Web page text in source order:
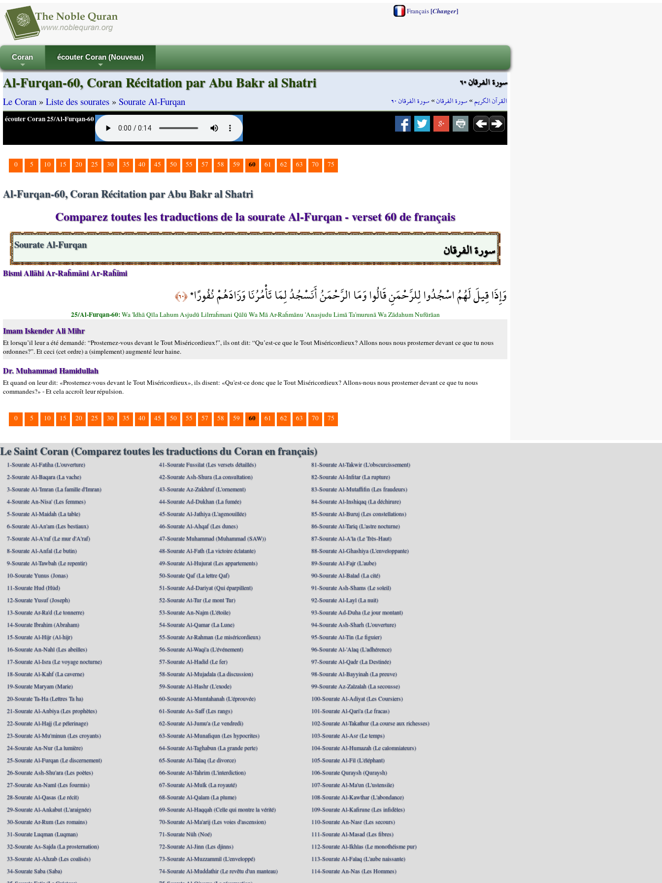
Français[Changer]
+
Coran
+
écouter Coran (Nouveau)
سورة الفرقان ٦٠
القرآن الكريم»سورة الفرقان»سورة الفرقان ٦٠
Al-Furqan-60, Coran Récitation par Abu Bakr al Shatri
Le Coran » Liste des sourates » Sourate Al-Furqan
écouter Coran 25/Al-Furqan-60
0 5 10 15 20 25 30 35 40 45 50 55 57 58 59 60 61 62 63 70 75
Al-Furqan-60, Coran Récitation par Abu Bakr al Shatri
Comparez toutes les traductions de la sourate Al-Furqan - verset 60 de français
سورة الفرقان Sourate Al-Furqan
Bismi Allāhi Ar-Raĥmāni Ar-Raĥīmi
وَإِذَا قِيلَ لَهُمُ اسْجُدُوا لِلرَّحْمَنِ قَالُوا وَمَا الرَّحْمَنُ أَنَسْجُدُ لِمَا تَأْمُرُنَا وَزَادَهُمْ نُفُورًا*﴿٦٠﴾
25/Al-Furqan-60:Wa 'Idhā Qīla Lahum Asjudū Lilrraĥmani Qālū Wa Mā Ar-Raĥmānu 'Anasjudu Limā Ta'murunā Wa Zādahum Nufūrāan
Imam Iskender Ali Mihr
Et lorsqu’il leur a été demandé: “Prosternez-vous devant le Tout Miséricordieux!”, ils ont dit: “Qu’est-ce que le Tout Miséricordieux? Allons nous nous prosterner devant ce que tu nous
ordonnes?”. Et ceci (cet ordre) a (simplement) augmenté leur haine.
Dr. Muhammad Hamidullah
Et quand on leur dit: «Prosternez-vous devant le Tout Miséricordieux», ils disent: «Qu'est-ce donc que le Tout Miséricordieux? Allons-nous nous prosterner devant ce que tu nous
commandes?» - Et cela accroît leur répulsion.
0 5 10 15 20 25 30 35 40 45 50 55 57 58 59 60 61 62 63 70 75
Le Saint Coran (Comparez toutes les traductions du Coran en français)
1-Sourate Al-Fatiha (L'ouverture)
2-Sourate Al-Baqara (La vache)
3-Sourate Al-'Imran (La famille d'Imran)
4-Sourate An-Nisa' (Les femmes)
5-Sourate Al-Maidah (La table)
6-Sourate Al-An'am (Les bestiaux)
7-Sourate Al-A'raf (Le mur d'A'raf)
8-Sourate Al-Anfal (Le butin)
9-Sourate At-Tawbah (Le repentir)
10-Sourate Yunus (Jonas)
11-Sourate Hud (Hûd)
12-Sourate Yusuf (Joseph)
13-Sourate Ar-Ra'd (Le tonnerre)
14-Sourate Ibrahim (Abraham)
15-Sourate Al-Hijr (Al-hijr)
16-Sourate An-Nahl (Les abeilles)
17-Sourate Al-Isra (Le voyage nocturne)
18-Sourate Al-Kahf (La caverne)
19-Sourate Maryam (Marie)
20-Sourate Ta-Ha (Lettres Ta ha)
21-Sourate Al-Anbiya (Les prophètes)
22-Sourate Al-Hajj (Le pélerinage)
23-Sourate Al-Mu'minun (Les croyants)
24-Sourate An-Nur (La lumière)
25-Sourate Al-Furqan (Le discernement)
26-Sourate Ash-Shu'ara (Les poètes)
27-Sourate An-Naml (Les fourmis)
28-Sourate Al-Qasas (Le récit)
29-Sourate Al-Ankabut (L'araignée)
30-Sourate Ar-Rum (Les romains)
31-Sourate Luqman (Luqman)
32-Sourate As-Sajda (La prosternation)
33-Sourate Al-Ahzab (Les coalisés)
34-Sourate Saba (Saba)
41-Sourate Fussilat (Les versets détaillés)
42-Sourate Ash-Shura (La consultation)
43-Sourate Az-Zukhruf (L'ornement)
44-Sourate Ad-Dukhan (La fumée)
45-Sourate Al-Jathiya (L'agenouillée)
46-Sourate Al-Ahqaf (Les dunes)
47-Sourate Muhammad (Muhammad (SAW))
48-Sourate Al-Fath (La victoire éclatante)
49-Sourate Al-Hujurat (Les appartements)
50-Sourate Qaf (La lettre Qaf)
51-Sourate Ad-Dariyat (Qui éparpillent)
52-Sourate At-Tur (Le mont Tur)
53-Sourate An-Najm (L'étoile)
54-Sourate Al-Qamar (La Lune)
55-Sourate Ar-Rahman (Le miséricordieux)
56-Sourate Al-Waqi'a (L'événement)
57-Sourate Al-Hadid (Le fer)
58-Sourate Al-Mujadala (La discussion)
59-Sourate Al-Hashr (L'exode)
60-Sourate Al-Mumtahanah (L'éprouvée)
61-Sourate As-Saff (Les rangs)
62-Sourate Al-Jumu'a (Le vendredi)
63-Sourate Al-Munafiqun (Les hypocrites)
64-Sourate At-Taghabun (La grande perte)
65-Sourate At-Talaq (Le divorce)
66-Sourate At-Tahrim (L'interdiction)
67-Sourate Al-Mulk (La royauté)
68-Sourate Al-Qalam (La plume)
69-Sourate Al-Haqqah (Celle qui montre la vérité)
70-Sourate Al-Ma'arij (Les voies d'ascension)
71-Sourate Nûh (Noé)
72-Sourate Al-Jinn (Les djinns)
73-Sourate Al-Muzzammil (L'enveloppé)
74-Sourate Al-Muddathir (Le revêtu d'un manteau)
81-Sourate At-Takwir (L'obscurcissement)
82-Sourate Al-Infitar (La rupture)
83-Sourate Al-Mutaffifin (Les fraudeurs)
84-Sourate Al-Inshiqaq (La déchirure)
85-Sourate Al-Buruj (Les constellations)
86-Sourate At-Tariq (L'astre nocturne)
87-Sourate Al-A'la (Le Très-Haut)
88-Sourate Al-Ghashiya (L'enveloppante)
89-Sourate Al-Fajr (L'aube)
90-Sourate Al-Balad (La cité)
91-Sourate Ash-Shams (Le soleil)
92-Sourate Al-Layl (La nuit)
93-Sourate Ad-Duha (Le jour montant)
94-Sourate Ash-Sharh (L'ouverture)
95-Sourate At-Tin (Le figuier)
96-Sourate Al-'Alaq (L'adhérence)
97-Sourate Al-Qadr (La Destinée)
98-Sourate Al-Bayyinah (La preuve)
99-Sourate Az-Zalzalah (La secousse)
100-Sourate Al-Adiyat (Les Coursiers)
101-Sourate Al-Qari'a (Le fracas)
102-Sourate At-Takathur (La course aux richesses)
103-Sourate Al-Asr (Le temps)
104-Sourate Al-Humazah (Le calomniateurs)
105-Sourate Al-Fil (L'éléphant)
106-Sourate Quraysh (Quraysh)
107-Sourate Al-Ma'un (L'ustensile)
108-Sourate Al-Kawthar (L'abondance)
109-Sourate Al-Kafirune (Les infidèles)
110-Sourate An-Nasr (Les secours)
111-Sourate Al-Masad (Les fibres)
112-Sourate Al-Ikhlas (Le monothéisme pur)
113-Sourate Al-Falaq (L'aube naissante)
114-Sourate An-Nas (Les Hommes)